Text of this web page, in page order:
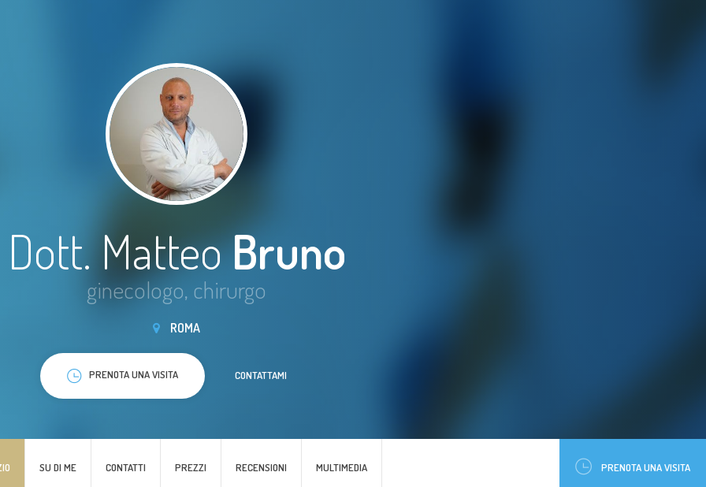
SU DI ME CONTATTI PREZZI RECENSIONI MULTIMEDIA PRENOTA UNA VISITA
Dott. MatteoBruno
ginecologo, chirurgo
ROMA
PRENOTA UNA VISITA CONTATTAMI